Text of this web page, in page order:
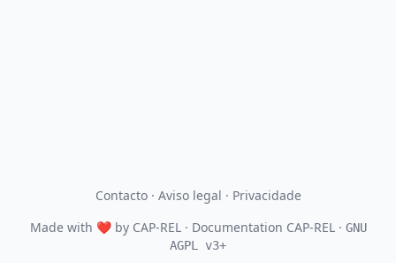
Contacto· Aviso legal · Privacidade
Made with ❤by CAP-REL· Documentation CAP-REL · GNU
AGPL v3+